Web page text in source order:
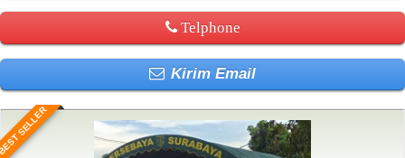
Telphone
Kirim Email
SELLER